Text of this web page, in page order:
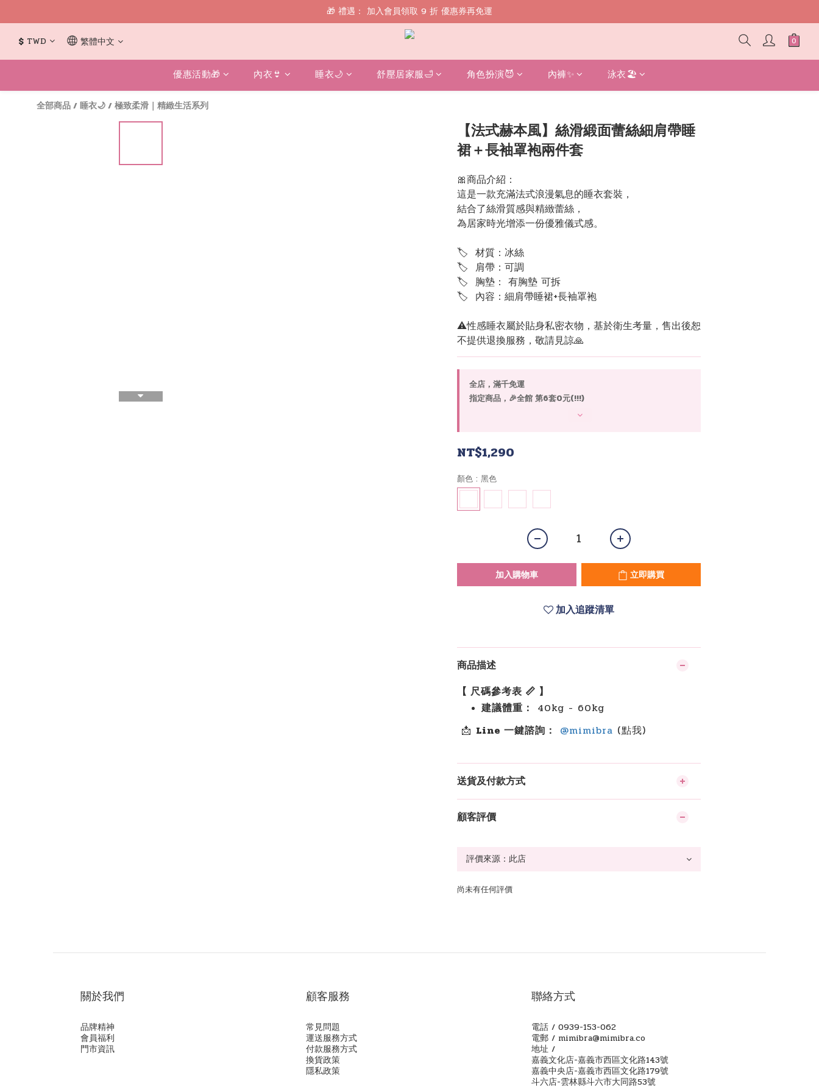
🎁 禮遇： 加入會員領取 9 折 優惠券再免運
🎁 禮遇： 加入會員領取 9 折 優惠券再免運
📱 綁定 LINE 好友，現領 $100 購物金！
🎁 禮遇： 加入會員領取 9 折 優惠券再免運
$ TWD 繁體中文
優惠活動🎁 內衣👙 睡衣🌙 舒壓居家服🛁 角色扮演😈 內褲✨ 泳衣🏖️
全部商品/睡衣🌙/極致柔滑｜精緻生活系列
【法式赫本風】絲滑緞面蕾絲細肩帶睡
裙＋長袖罩袍兩件套
🎀商品介紹：
這是一款充滿法式浪漫氣息的睡衣套裝，
結合了絲滑質感與精緻蕾絲，
為居家時光增添一份優雅儀式感。
🏷  材質：冰絲
🏷  肩帶：可調
🏷  胸墊： 有胸墊 可拆
🏷  內容：細肩帶睡裙+長袖罩袍
⚠️性感睡衣屬於貼身私密衣物，基於衛生考量，售出後恕
不提供退換服務，敬請見諒🙏
全店，滿千免運
指定商品，🎉全館 第6套0元(!!!)
NT$1,290
顏色 : 黑色
加入購物車 立即購買
加入追蹤清單
商品描述
【 尺碼參考表 📏 】
建議體重： 40kg - 60kg
📩 Line 一鍵諮詢： @mimibra (點我)
送貨及付款方式
顧客評價
尚未有任何評價
關於我們
品牌精神
會員福利
門市資訊
顧客服務
常見問題
運送服務方式
付款服務方式
換貨政策
隱私政策
聯絡方式
電話 / 0939-153-062
電郵 / mimibra@mimibra.co
地址 /
嘉義文化店-嘉義市西區文化路143號
嘉義中央店-嘉義市西區文化路179號
斗六店-雲林縣斗六市大同路53號